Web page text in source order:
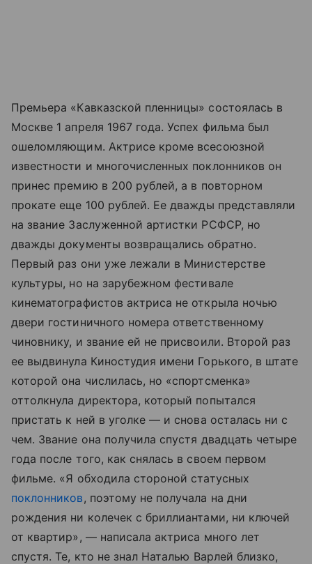
Премьера «Кавказской пленницы» состоялась в
Москве 1 апреля 1967 года. Успех фильма был
ошеломляющим. Актрисе кроме всесоюзной
известности и многочисленных поклонников он
принес премию в 200 рублей, а в повторном
прокате еще 100 рублей. Ее дважды представляли
на звание Заслуженной артистки РСФСР, но
дважды документы возвращались обратно.
Первый раз они уже лежали в Министерстве
культуры, но на зарубежном фестивале
кинематографистов актриса не открыла ночью
двери гостиничного номера ответственному
чиновнику, и звание ей не присвоили. Второй раз
ее выдвинула Киностудия имени Горького, в штате
которой она числилась, но «спортсменка»
оттолкнула директора, который попытался
пристать к ней в уголке — и снова осталась ни с
чем. Звание она получила спустя двадцать четыре
года после того, как снялась в своем первом
фильме. «Я обходила стороной статусных
поклонников , поэтому не получала на дни
рождения ни колечек с бриллиантами, ни ключей
от квартир», — написала актриса много лет
спустя. Те, кто не знал Наталью Варлей близко,